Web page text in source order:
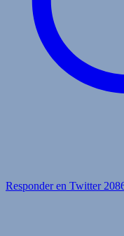
Responder en Twitter